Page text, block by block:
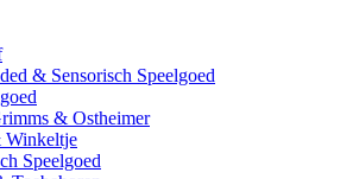
& Sensorisch Speelgoed
& Ostheimer
Speelgoed